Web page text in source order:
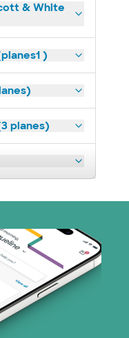
& White
)
planes)